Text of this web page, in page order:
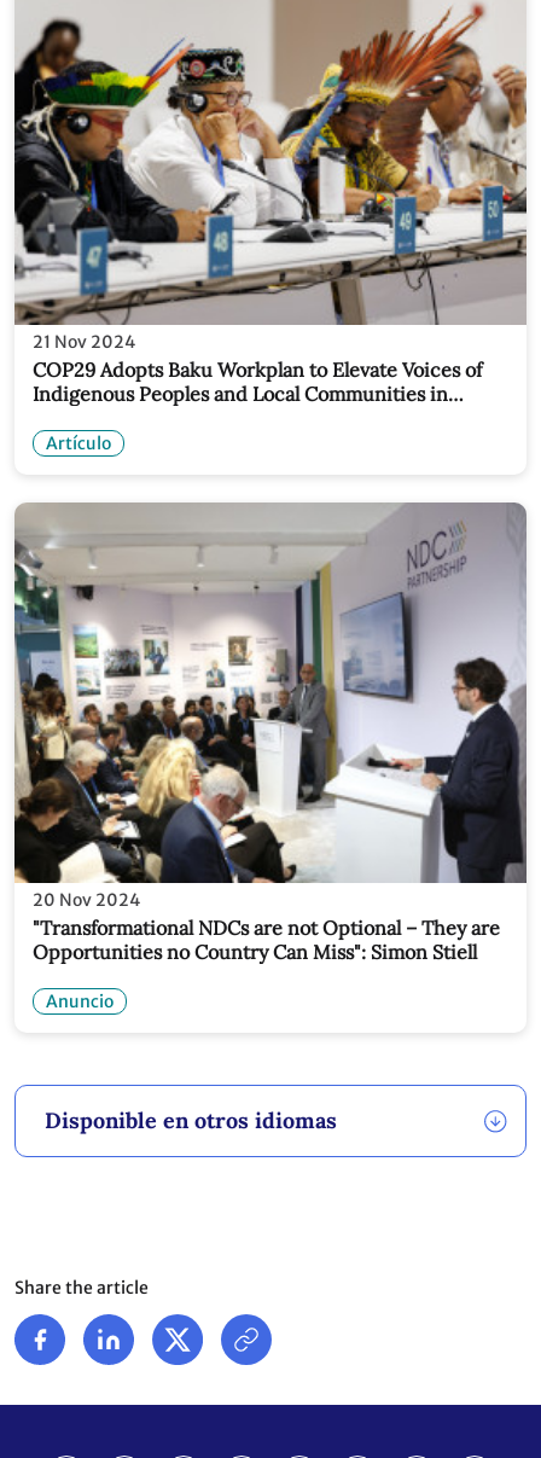
21 Nov 2024
COP29 Adopts Baku Workplan to Elevate Voices of
Indigenous Peoples and Local Communities in
Artículo
20 Nov 2024
"Transformational NDCs are not Optional – They are
Opportunities no Country Can Miss": Simon Stiell
Anuncio
Disponible en otros idiomas
Share the article